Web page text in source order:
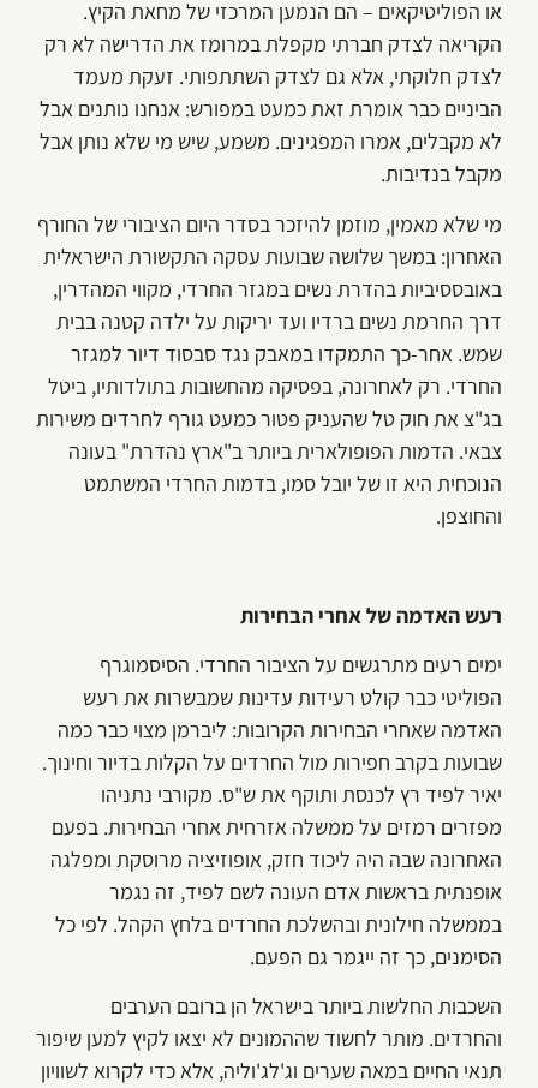
או הפוליטיקאים – הם הנמען המרכזי של מחאת הקיץ.
הקריאה לצדק חברתי מקפלת במרומז את הדרישה לא רק
לצדק חלוקתי, אלא גם לצדק השתתפותי. זעקת מעמד
הביניים כבר אומרת זאת כמעט במפורש: אנחנו נותנים אבל
לא מקבלים, אמרו המפגינים. משמע, שיש מי שלא נותן אבל
מקבל בנדיבות.
מי שלא מאמין, מוזמן להיזכר בסדר היום הציבורי של החורף
האחרון: במשך שלושה שבועות עסקה התקשורת הישראלית
באובססיביות בהדרת נשים במגזר החרדי, מקווי המהדרין,
דרך החרמת נשים ברדיו ועד יריקות על ילדה קטנה בבית
שמש. אחר-כך התמקדו במאבק נגד סבסוד דיור למגזר
החרדי. רק לאחרונה, בפסיקה מהחשובות בתולדותיו, ביטל
בג"צ את חוק טל שהעניק פטור כמעט גורף לחרדים משירות
צבאי. הדמות הפופולארית ביותר ב"ארץ נהדרת" בעונה
הנוכחית היא זו של יובל סמו, בדמות החרדי המשתמט
והחוצפן.
רעש האדמה של אחרי הבחירות
ימים רעים מתרגשים על הציבור החרדי. הסיסמוגרף
הפוליטי כבר קולט רעידות עדינות שמבשרות את רעש
האדמה שאחרי הבחירות הקרובות: ליברמן מצוי כבר כמה
שבועות בקרב חפירות מול החרדים על הקלות בדיור וחינוך.
יאיר לפיד רץ לכנסת ותוקף את ש"ס. מקורבי נתניהו
מפזרים רמזים על ממשלה אזרחית אחרי הבחירות. בפעם
האחרונה שבה היה ליכוד חזק, אופוזיציה מרוסקת ומפלגה
אופנתית בראשות אדם העונה לשם לפיד, זה נגמר
בממשלה חילונית ובהשלכת החרדים בלחץ הקהל. לפי כל
הסימנים, כך זה ייגמר גם הפעם.
השכבות החלשות ביותר בישראל הן ברובם הערבים
והחרדים. מותר לחשוד שההמונים לא יצאו לקיץ למען שיפור
תנאי החיים במאה שערים וג'לג'וליה, אלא כדי לקרוא לשוויון